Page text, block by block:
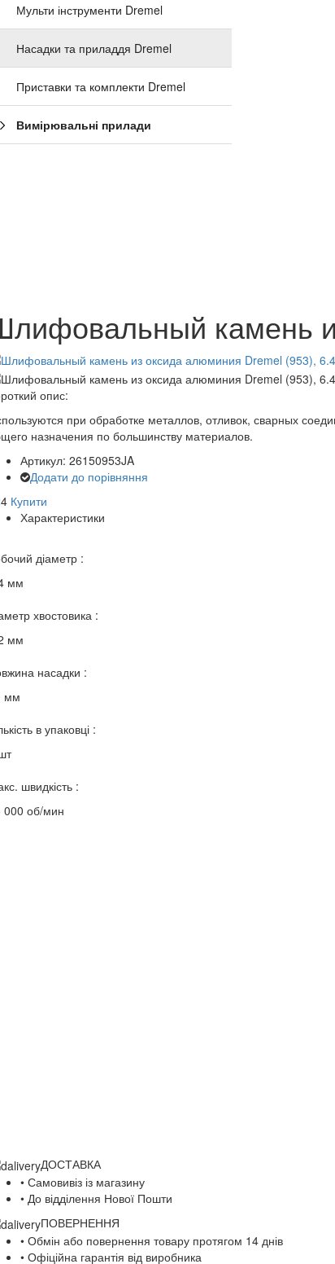
Мульти інструменти Dremel
Насадки та приладдя Dremel
Приставки та комплекти Dremel
Вимірювальні прилади
камень
опис:
при обработке металлов, отливок, сварных
назначения по большинству материалов.
Артикул: 26150953JA
Додати до порівняння
Купити
Характеристики
діаметр :
мм
хвостовика :
мм
насадки :
мм
в упаковці :
швидкість :
000 об/мин
ДОСТАВКА
• Самовивіз із магазину
• До відділення Нової Пошти
ПОВЕРНЕННЯ
• Обмін або повернення товару протягом 14 днів
• Офіційна гарантія від виробника